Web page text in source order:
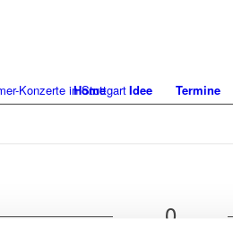
Home Idee Termine
0